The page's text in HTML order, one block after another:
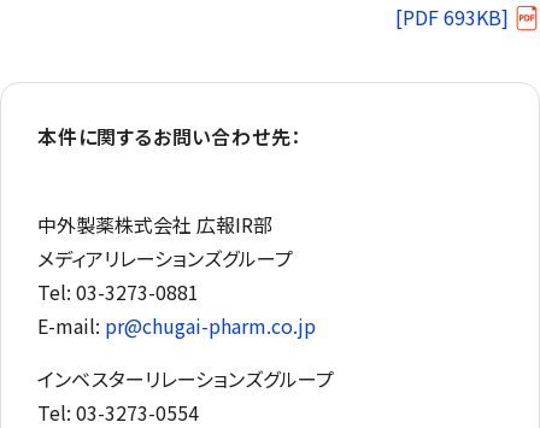
[PDF 693KB]
本件に関するお問い合わせ先：
中外製薬株式会社 広報IR部
メディアリレーションズグループ
Tel: 03-3273-0881
E-mail: pr@chugai-pharm.co.jp
インベスターリレーションズグループ
Tel: 03-3273-0554